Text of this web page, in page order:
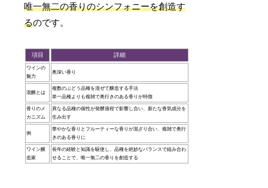
唯一無二の香りのシンフォニーを創造す
るのです。
項目 詳細
ワインの
魅力
奥深い香り
混醸とは
複数のぶどう品種を混ぜて醸造する手法
単一品種よりも複雑で奥行きのある香りが特徴
香りのメ
カニズム
異なる品種の個性が発酵過程で影響し合い、新たな香気成分を
生み出す
例
華やかな香りとフルーティーな香りが混ざり合い、複雑で奥行
きのある香りに
ワイン醸
造家
長年の経験と知識を駆使し、品種を絶妙なバランスで組み合わ
せることで、唯一無二の香りを創造する